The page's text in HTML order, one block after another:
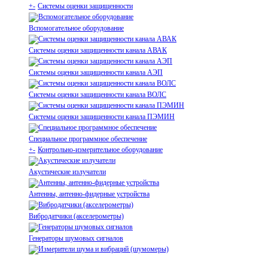
+- Системы оценки защищенности
Вспомогательное оборудование
Системы оценки защищенности канала АВАК
Системы оценки защищенности канала АЭП
Системы оценки защищенности канала ВОЛС
Системы оценки защищенности канала ПЭМИН
Специальное программное обеспечение
+- Контрольно-измерительное оборудование
Акустические излучатели
Антенны, антенно-фидерные устройства
Вибродатчики (акселерометры)
Генераторы шумовых сигналов